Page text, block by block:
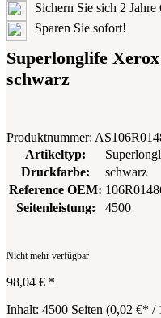
Sichern Sie sich 2 Jahre
Sparen Sie sofort!
Superlonglife
schwarz
Produktnummer:
Artikeltyp:
Druckfarbe:
schwarz
Reference OEM:
Seitenleistung:
4500
Nicht mehr verfügbar
98,04 € *
Inhalt: 4500 Seiten (0,02 €* /